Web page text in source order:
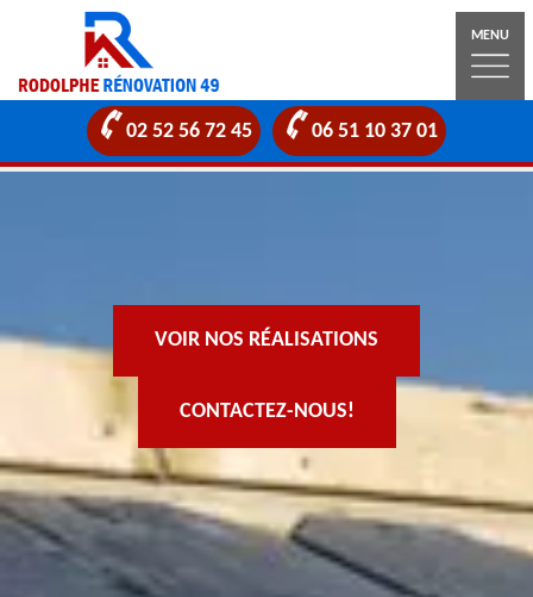
MENU
02 52 56 72 45 06 51 10 37 01
VOIR NOS RÉALISATIONS
CONTACTEZ-NOUS!